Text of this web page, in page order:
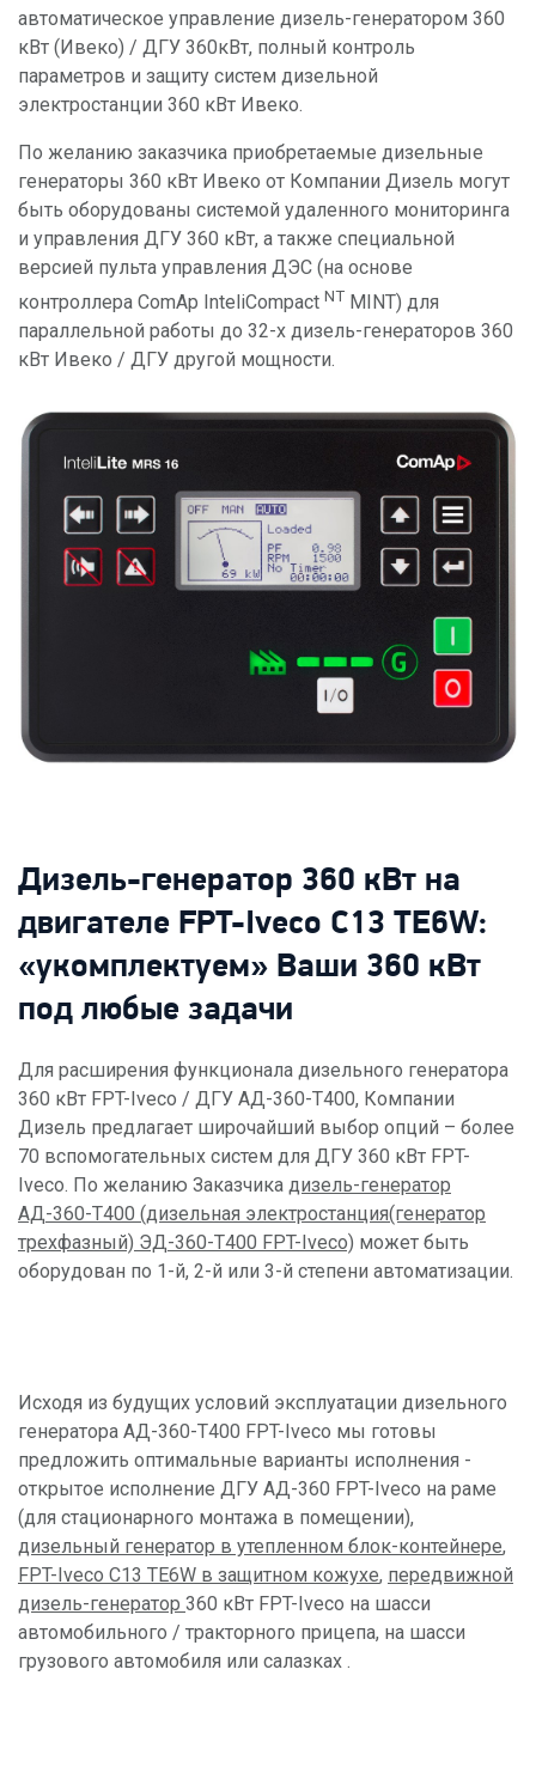
автоматическое управление дизель-генератором 360
кВт (Ивеко) / ДГУ 360кВт, полный контроль
параметров и защиту систем дизельной
электростанции 360 кВт Ивеко.
По желанию заказчика приобретаемые дизельные
генераторы 360 кВт Ивеко от Компании Дизель могут
быть оборудованы системой удаленного мониторинга
и управления ДГУ 360 кВт, а также специальной
версией пульта управления ДЭС (на основе
контроллера ComAp InteliCompact NT MINT) для
параллельной работы до 32-х дизель-генераторов 360
кВт Ивеко / ДГУ другой мощности.
Дизель-генератор 360 кВт на
двигателе FPT-Iveco C13 TE6W:
«укомплектуем» Ваши 360 кВт
под любые задачи
Для расширения функционала дизельного генератора
360 кВт FPT-Iveco / ДГУ АД-360-Т400, Компании
Дизель предлагает широчайший выбор опций – более
70 вспомогательных систем для ДГУ 360 кВт FPT-
Iveco. По желанию Заказчика дизель-генератор
АД-360-Т400 (дизельная электростанция(генератор
трехфазный) ЭД-360-Т400 FPT-Iveco) может быть
оборудован по 1-й, 2-й или 3-й степени автоматизации.
Исходя из будущих условий эксплуатации дизельного
генератора АД-360-Т400 FPT-Iveco мы готовы
предложить оптимальные варианты исполнения -
открытое исполнение ДГУ АД-360 FPT-Iveco на раме
(для стационарного монтажа в помещении),
дизельный генератор в утепленном блок-контейнере,
FPT-Iveco C13 TE6W в защитном кожухе, передвижной
дизель-генератор 360 кВт FPT-Iveco на шасси
автомобильного / тракторного прицепа, на шасси
грузового автомобиля или салазках .